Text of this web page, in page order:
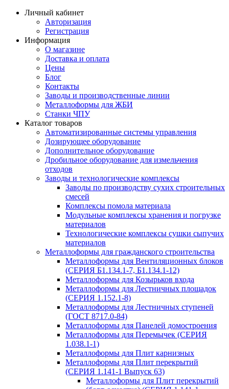
Личный кабинет
Авторизация
Регистрация
Информация
О магазине
Доставка и оплата
Цены
Блог
Контакты
Заводы и производственные линии
Металлоформы для ЖБИ
Станки ЧПУ
Каталог товаров
Автоматизированные системы управления
Дозирующее оборудование
Дополнительное оборудование
Дробильное оборудование для измельчения
отходов
Заводы и технологические комплексы
Заводы по производству сухих строительных
смесей
Комплексы помола материала
Модульные комплексы хранения и погрузке
материалов
Технологические комплексы сушки сыпучих
материалов
Металлоформы для гражданского строительства
Металлоформы для Вентиляционных блоков
(СЕРИЯ Б1.134.1-7, Б1.134.1-12)
Металлоформы для Козырьков входа
Металлоформы для Лестничных площадок
(СЕРИЯ 1.152.1-8)
Металлоформы для Лестничных ступеней
(ГОСТ 8717.0-84)
Металлоформы для Панелей домостроения
Металлоформы для Перемычек (СЕРИЯ
1.038.1-1)
Металлоформы для Плит карнизных
Металлоформы для Плит перекрытий
(СЕРИЯ 1.141-1 Выпуск 63)
Металлоформы для Плит перекрытий